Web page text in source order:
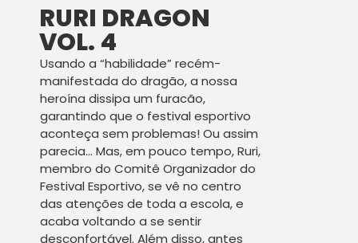
RURI DRAGON
VOL. 4
Usando a “habilidade” recém-
manifestada do dragão, a nossa
heroína dissipa um furacão,
garantindo que o festival esportivo
aconteça sem problemas! Ou assim
parecia… Mas, em pouco tempo, Ruri,
membro do Comitê Organizador do
Festival Esportivo, se vê no centro
das atenções de toda a escola, e
acaba voltando a se sentir
desconfortável. Além disso, antes